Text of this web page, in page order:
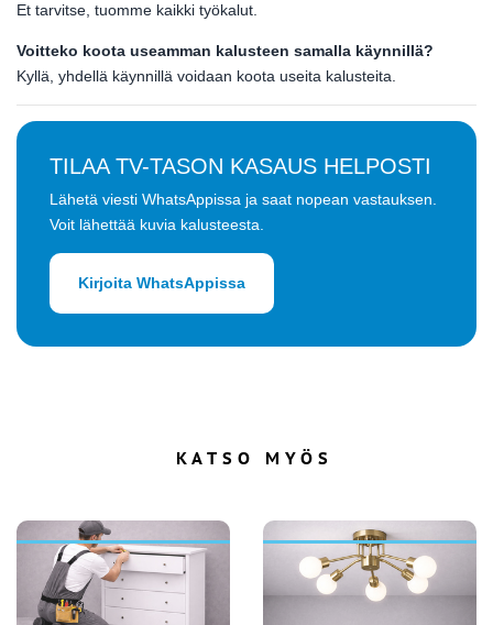
Et tarvitse, tuomme kaikki työkalut.
Voitteko koota useamman kalusteen samalla käynnillä?
Kyllä, yhdellä käynnillä voidaan koota useita kalusteita.
TILAA TV-TASON KASAUS HELPOSTI
Lähetä viesti WhatsAppissa ja saat nopean vastauksen.
Voit lähettää kuvia kalusteesta.
Kirjoita WhatsAppissa
KATSO MYÖS